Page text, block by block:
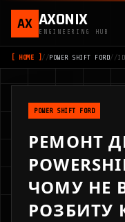
AX AXONIX
ENGINEERING HUB
[ HOME ] //POWER SHIFT FORD//
POWER SHIFT FORD
РЕМОНТ
ЧОМУ НЕ
РОЗБИТУ